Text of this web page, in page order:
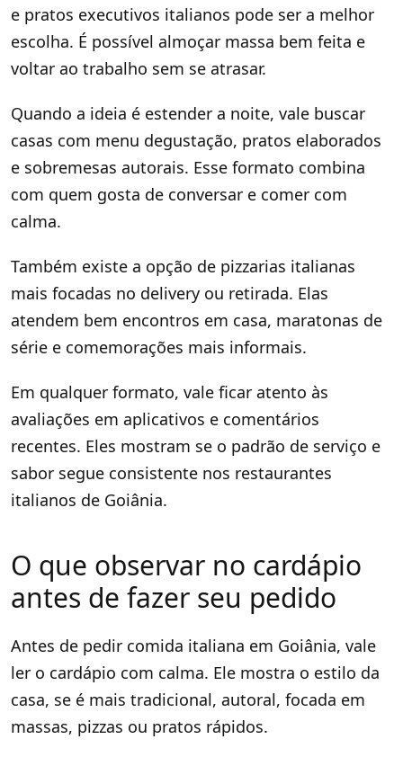
e pratos executivos italianos pode ser a melhor
escolha. É possível almoçar massa bem feita e
voltar ao trabalho sem se atrasar.
Quando a ideia é estender a noite, vale buscar
casas com menu degustação, pratos elaborados
e sobremesas autorais. Esse formato combina
com quem gosta de conversar e comer com
calma.
Também existe a opção de pizzarias italianas
mais focadas no delivery ou retirada. Elas
atendem bem encontros em casa, maratonas de
série e comemorações mais informais.
Em qualquer formato, vale ficar atento às
avaliações em aplicativos e comentários
recentes. Eles mostram se o padrão de serviço e
sabor segue consistente nos restaurantes
italianos de Goiânia.
O que observar no cardápio
antes de fazer seu pedido
Antes de pedir comida italiana em Goiânia, vale
ler o cardápio com calma. Ele mostra o estilo da
casa, se é mais tradicional, autoral, focada em
massas, pizzas ou pratos rápidos.